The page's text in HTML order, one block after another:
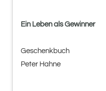
Ein Leben als Gewinner
Geschenkbuch
Peter Hahne